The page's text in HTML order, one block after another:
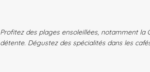
Profitez des plages ensoleillées, notamment la
détente. Dégustez des spécialités dans les